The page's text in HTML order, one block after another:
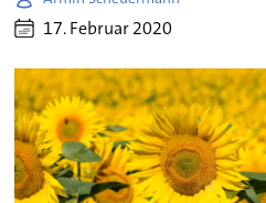
17. Februar 2020